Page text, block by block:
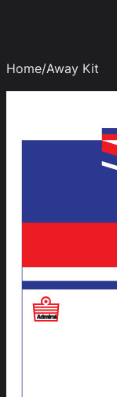
Home/Away Kit